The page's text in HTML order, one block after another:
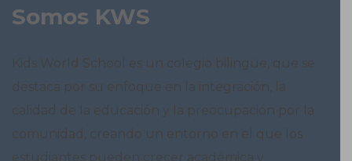
Somos KWS
Kids World School es un colegio bilingüe, que se
destaca por su enfoque en la integración, la
calidad de la educación y la preocupación por la
comunidad, creando un entorno en el que los
estudiantes pueden crecer académica y